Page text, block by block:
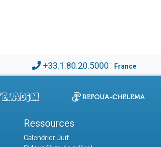
+33.1.80.20.5000 France
Ressources
Calendrier Juif